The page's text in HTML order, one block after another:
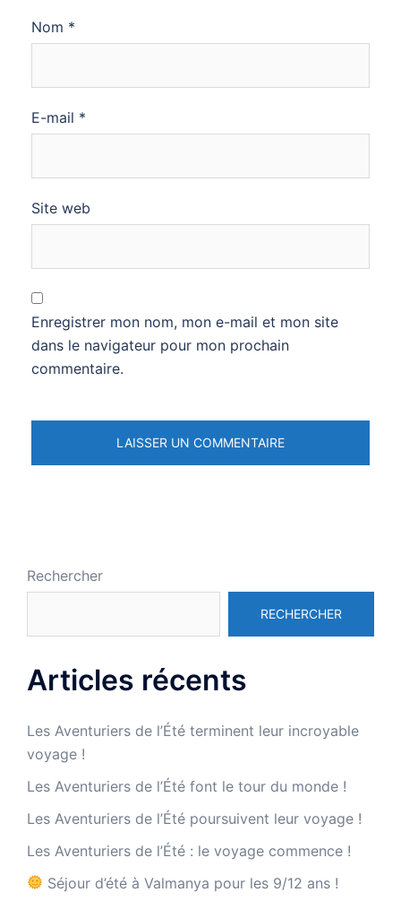
Nom *
E-mail *
Site web
Enregistrer mon nom, mon e-mail et mon site
dans le navigateur pour mon prochain
commentaire.
Rechercher
RECHERCHER
Articles récents
Les Aventuriers de l’Été terminent leur incroyable
voyage !
Les Aventuriers de l’Été font le tour du monde !
Les Aventuriers de l’Été poursuivent leur voyage !
Les Aventuriers de l’Été : le voyage commence !
Séjour d’été à Valmanya pour les 9/12 ans !